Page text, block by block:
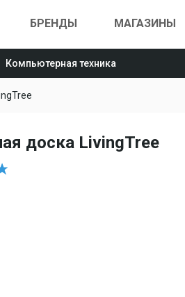
БРЕНДЫ МАГАЗИНЫ
Компьютерная техника
доска LivingTree